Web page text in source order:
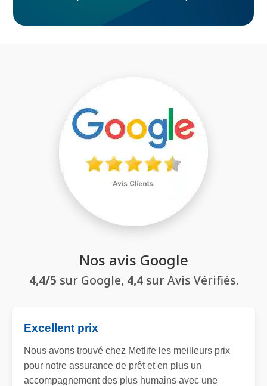
Nos avis Google
4,4/5 sur Google, 4,4sur Avis Vérifiés.
Excellent prix
Nous avons trouvé chez Metlife les meilleurs prix
pour notre assurance de prêt et en plus un
accompagnement des plus humains avec une